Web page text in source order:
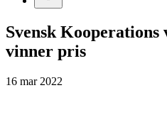
Svensk Kooperations
vinner pris
16 mar 2022